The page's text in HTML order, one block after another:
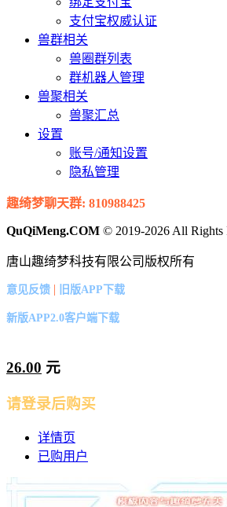
支付宝权威认证
兽群相关
兽圈群列表
群机器人管理
兽聚相关
兽聚汇总
设置
账号/通知设置
隐私管理
趣绮梦聊天群: 810988425
QuQiMeng.COM © 2019-2026 All Rights
唐山趣绮梦科技有限公司版权所有
意见反馈 | 旧版APP下载
新版APP2.0客户端下载
26.00 元
请登录后购买
详情页
已购用户